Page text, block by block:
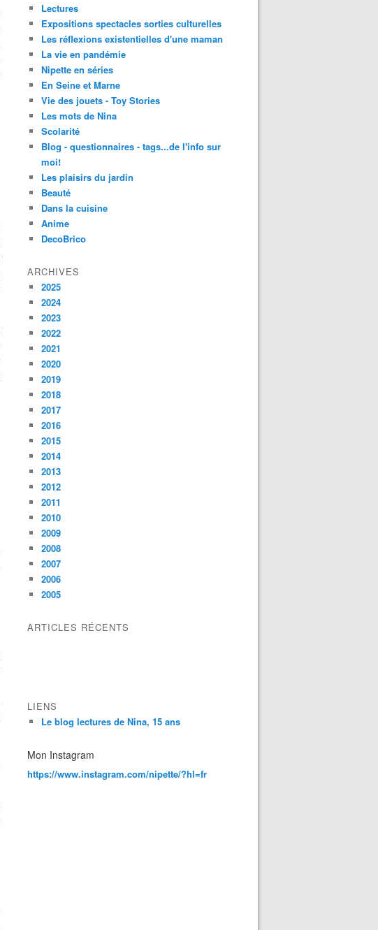
Lectures
Expositions spectacles sorties culturelles
Les réflexions existentielles d'une maman
La vie en pandémie
Nipette en séries
En Seine et Marne
Vie des jouets - Toy Stories
Les mots de Nina
Scolarité
Blog - questionnaires - tags...de l'info sur
moi!
Les plaisirs du jardin
Beauté
Dans la cuisine
Anime
DecoBrico
ARCHIVES
2025
2024
2023
2022
2021
2020
2019
2018
2017
2016
2015
2014
2013
2012
2011
2010
2009
2008
2007
2006
2005
ARTICLES RÉCENTS
LIENS
Le blog lectures de Nina, 15 ans
Mon Instagram
https://www.instagram.com/nipette/?hl=fr